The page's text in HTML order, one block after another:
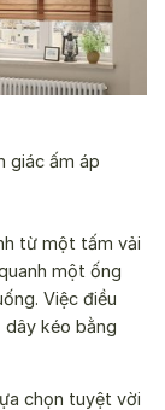
giác ấm áp
từ một tấm vải
một ống
Việc điều
kéo bằng
chọn tuyệt vời